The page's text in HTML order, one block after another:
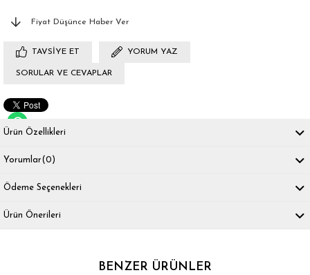
Fiyat Düşünce Haber Ver
TAVSIYE ET YORUM YAZ
SORULAR VE CEVAPLAR
Ürün Özellikleri
Yorumlar(0)
Ödeme Seçenekleri
Ürün Önerileri
BENZER ÜRÜNLER